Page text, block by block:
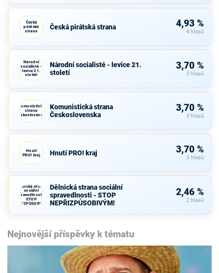
Česká
pirátská
strana
Česká pirátská strana 4,93 %
4 hlasů
Národní
socialisté -
levice 21.
století
Národní socialisté - levice 21.
století
3,70 %
3 hlasů
Komunistická
strana
Československa
Komunistická strana
Československa
3,70 %
3 hlasů
Hnutí
PRO! kraj
Hnutí PRO! kraj 3,70 %
3 hlasů
Dělnická strana
sociální
spravedlnosti -
STOP
NEPŘIZPŮSOBIVÝM!
Dělnická strana sociální
spravedlnosti - STOP
NEPŘIZPŮSOBIVÝM!
2,46 %
2 hlasů
Nejnovější příspěvky k tématu